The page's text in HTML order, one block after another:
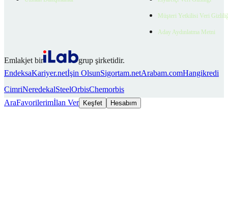
Müşteri Yetkilisi Veri
Aday Aydınlatma Metni
Emlakjet bir
grup şirketidir.
EndeksaKariyer.netİşin OlsunSigortam.netArabam.comHangikredi
CimriNeredekalSteelOrbisChemorbis
AraFavorilerimİlan Ver Keşfet Hesabım